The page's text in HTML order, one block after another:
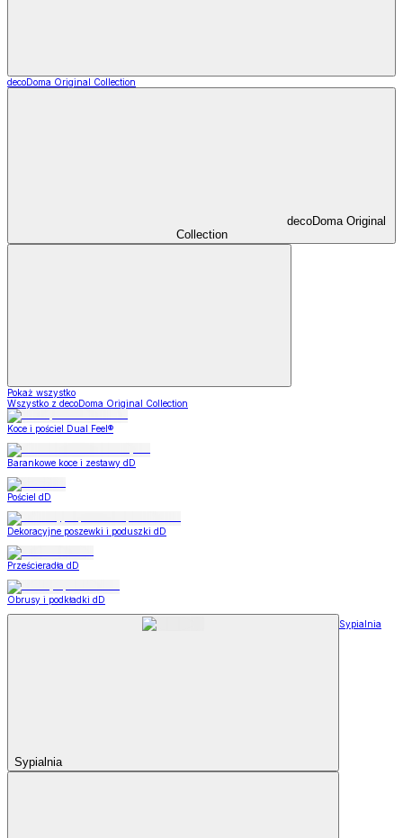
decoDoma Original Collection
decoDoma Original
Collection
Pokaż wszystko
Wszystko z decoDoma Original Collection
Koce i pościel Dual Feel®
Barankowe koce i zestawy dD
Pościel dD
Dekoracyjne poszewki i poduszki dD
Prześcieradła dD
Obrusy i podkładki dD
Sypialnia
Sypialnia